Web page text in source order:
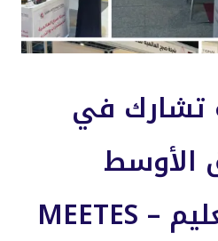
تشارك في
الأوسط
للتدريب والتعليم – MEETES